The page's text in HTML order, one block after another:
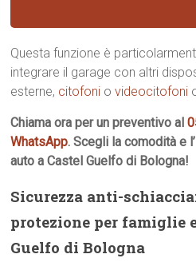
Questa funzione è
integrare il garage con altri
esterne, citofoni ovideocitofoni
Chiama ora per un preventivo al
WhatsApp. Scegli la comodità e
auto a Castel Guelfo di Bologna!
Sicurezza anti-
protezione per famiglie
Guelfo di Bologna